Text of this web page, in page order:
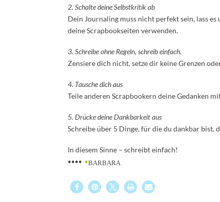
2. Schalte deine Selbstkritik ab
Dein Journaling muss nicht perfekt sein, lass
deine Scrapbookseiten verwenden.
3. Schreibe ohne Regeln, schreib einfach.
Zensiere dich nicht, setze dir keine Grenzen
4. Tausche dich aus
Teile anderen Scrapbookern deine Gedanken
5. Drücke deine Dankbarkeit aus
Schreibe über 5 Dinge, für die du dankbar bist,
In diesem Sinne – schreibt einfach!
•••• •BARBARA